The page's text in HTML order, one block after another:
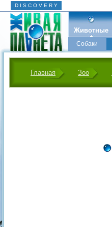
D I S C O V E R Y
Животные
Собаки
Микромир
Главная Зоо